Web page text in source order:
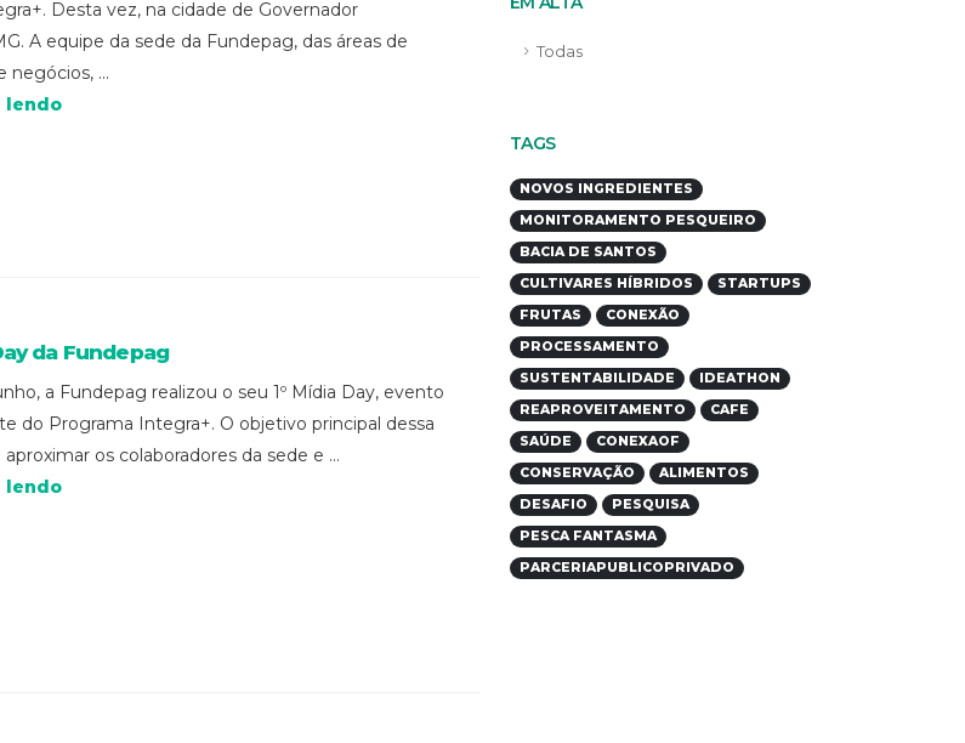
Desta vez, na cidade de Governador
A equipe da sede da Fundepag, das áreas de
negócios, ...
lendo
da Fundepag
a Fundepag realizou o seu 1º Mídia Day, evento
do Programa Integra+. O objetivo principal dessa
os colaboradores da sede e ...
lendo
Todas
TAGS
NOVOS INGREDIENTES
MONITORAMENTO PESQUEIRO
BACIA DE SANTOS
CULTIVARES HÍBRIDOS
STARTUPS
FRUTAS
CONEXÃO
PROCESSAMENTO
SUSTENTABILIDADE
IDEATHON
REAPROVEITAMENTO
CAFE
SAÚDE
CONEXAOF
CONSERVAÇÃO
ALIMENTOS
DESAFIO
PESQUISA
PESCA FANTASMA
PARCERIAPUBLICOPRIVADO